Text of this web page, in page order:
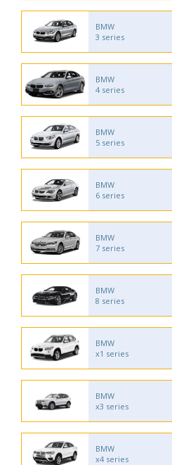
BMW
3 series
BMW
4 series
BMW
5 series
BMW
6 series
BMW
7 series
BMW
8 series
BMW
x1 series
BMW
x3 series
BMW
x4 series